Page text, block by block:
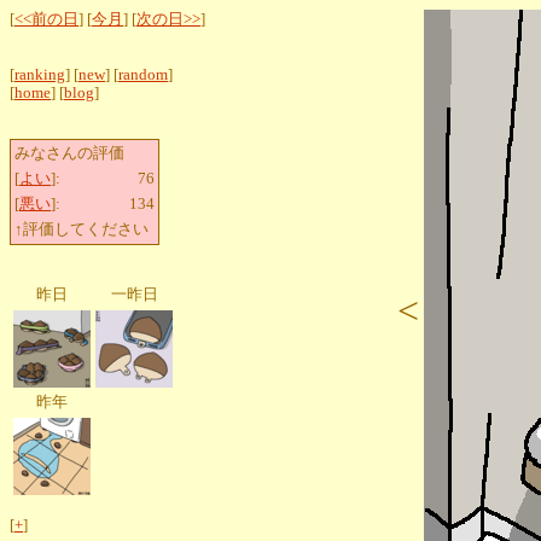
[<<前の日 ] [今月 ] [次の日>>]
[ranking] [new] [random]
[home] [blog]
みなさんの評価
[よい]:
76
[悪い]:
134
↑評価してください
昨日 一昨日
昨年
[+]
<